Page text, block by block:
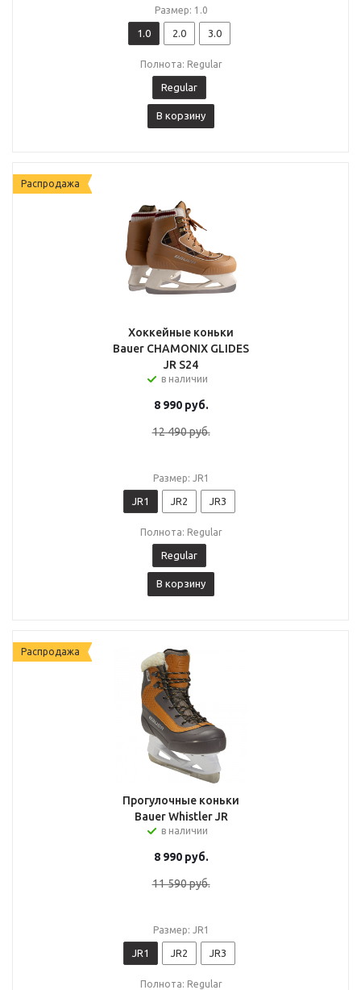
Размер: 1.0
1.0 2.0 3.0
Полнота: Regular
Regular
В корзину
Распродажа
Хоккейные коньки
Bauer CHAMONIX GLIDES
JR S24
в наличии
8 990руб.
12 490руб.
Размер: JR1
JR1 JR2 JR3
Полнота: Regular
Regular
В корзину
Распродажа
Прогулочные коньки
Bauer Whistler JR
в наличии
8 990руб.
11 590руб.
Размер: JR1
JR1 JR2 JR3
Полнота: Regular